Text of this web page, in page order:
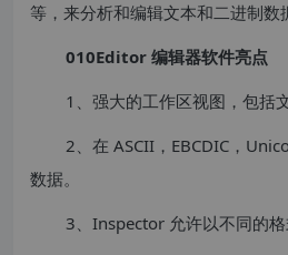
等，来分析和编辑文本和二进制数
010Editor 编辑器软件亮点
1、强大的工作区视图，包括
2、在 ASCII，EBCDIC，
数据。
3、Inspector 允许以不同的格